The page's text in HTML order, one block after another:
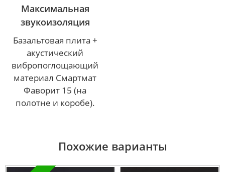
Максимальная
звукоизоляция
Базальтовая плита +
акустический
вибропоглощающий
материал Смартмат
Фаворит 15 (на
полотне и коробе).
Похожие варианты